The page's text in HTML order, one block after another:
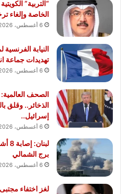
“التربية”
الخاصة وإلغاء
6 أغسطس، 2026
النيابة
تهديدات جماعة
6 أغسطس، 2026
الصحف
الذخائر.. وقلق
إسرائيل..
6 أغسطس، 2026
برج الشمالي
6 أغسطس، 2026
لغز اختفاء